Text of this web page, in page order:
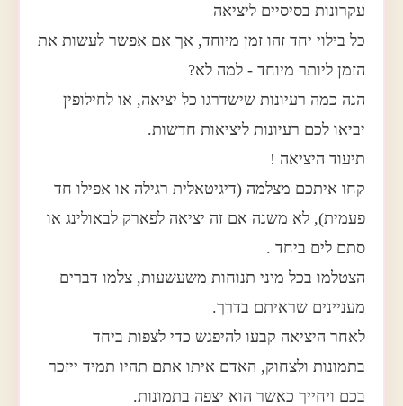
עקרונות בסיסיים ליציאה
כל בילוי יחד זהו זמן מיוחד, אך אם אפשר לעשות את
הזמן ליותר מיוחד - למה לא?
הנה כמה רעיונות שישדרגו כל יציאה, או לחילופין
יביאו לכם רעיונות ליציאות חדשות.
תיעוד היציאה !
קחו איתכם מצלמה (דיגיטאלית רגילה או אפילו חד
פעמית), לא משנה אם זה יציאה לפארק לבאולינג או
סתם לים ביחד .
הצטלמו בכל מיני תנוחות משעשעות, צלמו דברים
מעניינים שראיתם בדרך.
לאחר היציאה קבעו להיפגש כדי לצפות ביחד
בתמונות ולצחוק, האדם איתו אתם תהיו תמיד ייזכר
בכם ויחייך כאשר הוא יצפה בתמונות.